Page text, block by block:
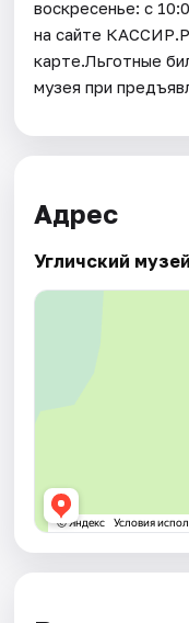
воскресенье: с
на сайте
карте.Льготные
музея при
Адрес
Угличский музей